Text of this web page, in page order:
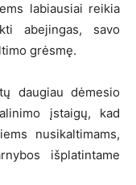
labiausiai reikia
abejingas, savo
grėsmę.
daugiau dėmesio
įstaigų, kad
nusikaltimams,
išplatintame